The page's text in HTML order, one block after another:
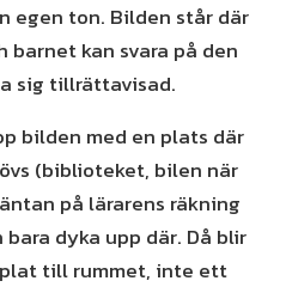
egen ton. Bilden står där
barnet kan svara på den
sig tillrättavisad.
bilden med en plats där
(biblioteket, bilen när
på lärarens räkning
dyka upp där. Då blir
till rummet, inte ett